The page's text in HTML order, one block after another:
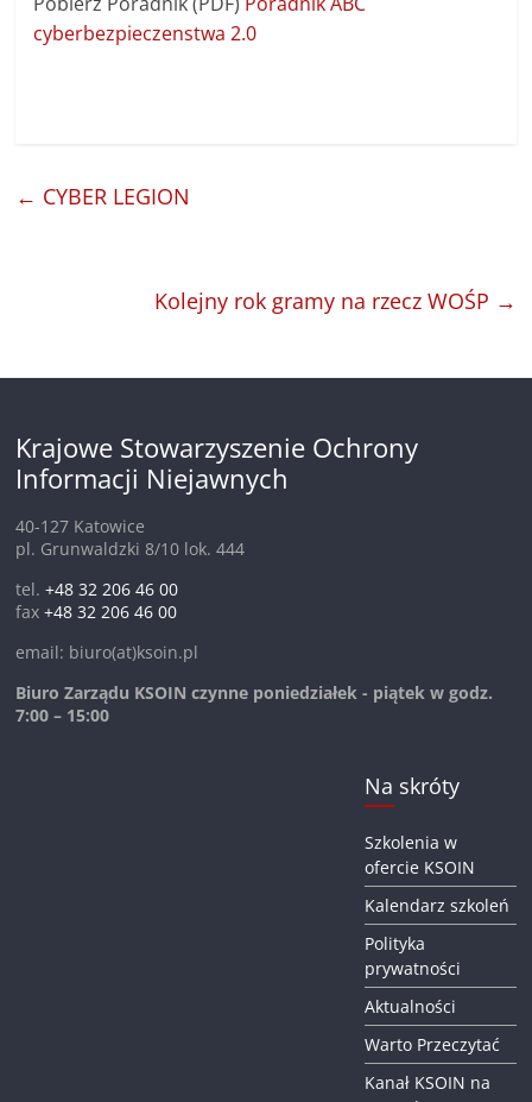
cyberbezpieczenstwa 2.0
← CYBER LEGION
Kolejny rok gramy na rzecz WOŚP →
Krajowe Stowarzyszenie Ochrony
Informacji Niejawnych
40-127 Katowice
pl. Grunwaldzki 8/10 lok. 444
tel.+48 32 206 46 00
fax+48 32 206 46 00
email: biuro(at)ksoin.pl
Biuro Zarządu KSOIN czynne poniedziałek - piątek w godz.
7:00 – 15:00
Na skróty
Szkolenia w
ofercie KSOIN
Kalendarz szkoleń
Polityka
prywatności
Aktualności
Warto Przeczytać
Kanał KSOIN na